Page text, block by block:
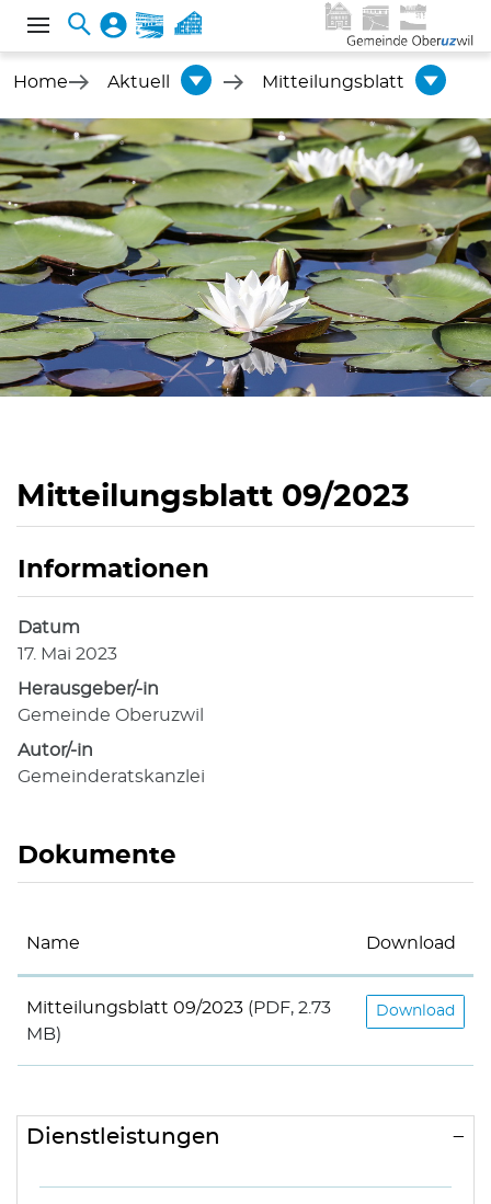
Home Aktuell Mitteilungsblatt
Mitteilungsblatt 09/2023
Informationen
Datum
17. Mai 2023
Herausgeber/-in
Gemeinde Oberuzwil
Autor/-in
Gemeinderatskanzlei
Dokumente
Name Download
Mitteilungsblatt 09/2023 (PDF, 2.73
MB)
Download
Zugehörige Objekte
Dienstleistungen